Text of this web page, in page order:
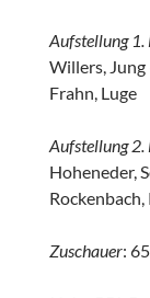
Aufstellung 1.
Willers, Jung
Frahn, Luge
Aufstellung 2.
Hoheneder,
Zuschauer: